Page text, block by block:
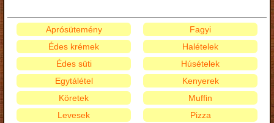
Aprósütemény
Édes krémek
Édes süti
Egytálétel
Fagyi
Halételek
Húsételek
Kenyerek
Köretek
Levesek
Muffin
Pizza